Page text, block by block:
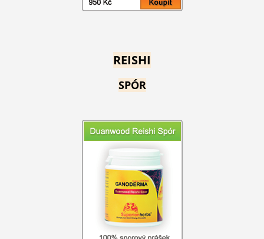
REISHI
SPÓR